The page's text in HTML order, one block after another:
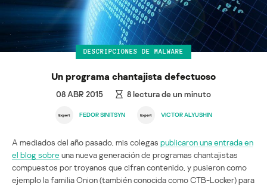
DESCRIPCIONES DE MALWARE
Un programa chantajista defectuoso
08 ABR 2015 8lectura de un minuto
FEDOR SINITSYN VICTOR ALYUSHIN
A mediados del año pasado, mis colegas publicaron una entrada en
el blog sobre una nueva generación de programas chantajistas
compuestos por troyanos que cifran contenido, y pusieron como
ejemplo la familia Onion (también conocida como CTB-Locker) para